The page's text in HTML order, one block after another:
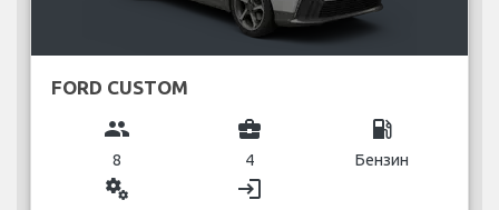
FORD CUSTOM
group
8
business_center
4
local_gas_station
Бензин
miscellaneous_services login